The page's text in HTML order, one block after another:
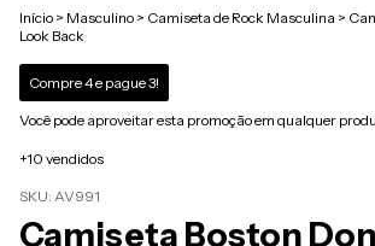
Início > Masculino > Camiseta de Rock Masculina >
Look Back
Compre 4 e pague 3!
Você pode aproveitar esta promoção em qualquer
+10 vendidos
SKU: AV991
Camiseta Boston